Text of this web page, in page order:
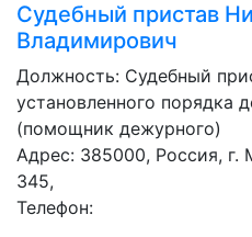
Судебный пристав
Владимирович
Должность: Судебный
установленного порядка
(помощник дежурного)
Адрес: 385000, Россия, г.
345,
Телефон: